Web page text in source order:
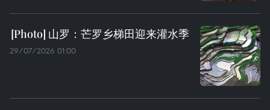
山罗：芒罗乡梯田迎来灌水季
29/07/2026 01:00